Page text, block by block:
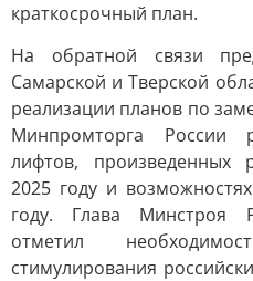
краткосрочный план.
На обратной связи
Самарской и Тверской
реализации планов по
Минпромторга России
лифтов, произведенных
2025 году и
году. Глава Минстроя
отметил
стимулирования